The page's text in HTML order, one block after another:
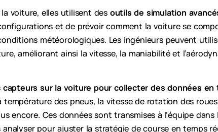
voiture, elles utilisent des outils de simulation
et de prévoir comment la voiture se
météorologiques. Les ingénieurs peuvent
améliorant ainsi la vitesse, la maniabilité et
capteurs sur la voiture pour collecter des données en
des pneus, la vitesse de rotation des
encore. Ces données sont transmises à l’équipe dans
pour ajuster la stratégie de course en temps